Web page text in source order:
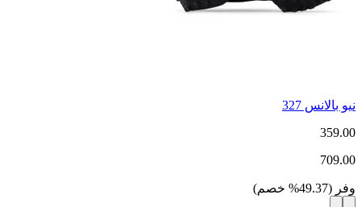
نيو بالانس 327
359.00
709.00
وفر (
49.37
% خصم)